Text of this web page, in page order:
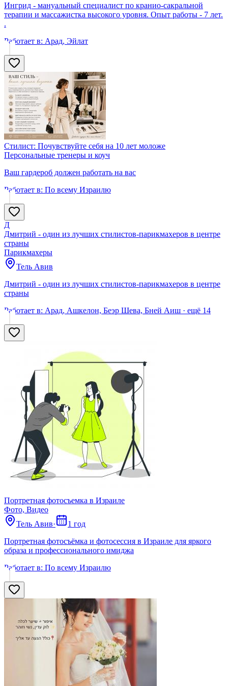
Ингрид - мануальный специалист по кранио-сакральной
терапии и массажистка высокого уpовня. Опыт работы - 7 лет.
.
Работает в: Арад, Эйлат
Стилист: Почувствуйте себя на 10 лет моложе
Персональные тренеры и коуч
Ваш гардероб должен работать на вас
Работает в: По всему Израилю
Д
Дмитрий - один из лучших стилистов-парикмахеров в центре
страны
Парикмахеры
Тель Авив
Дмитрий - один из лучших стилистов-парикмахеров в центре
страны
Работает в: Арад, Ашкелон, Беэр Шева, Бней Аиш · ещё 14
Портретная фотосъемка в Израиле
Фото, Видео
Тель Авив·
1 год
Портретная фотосъёмка и фотосессия в Израиле для яркого
образа и профессионального имиджа
Работает в: По всему Израилю